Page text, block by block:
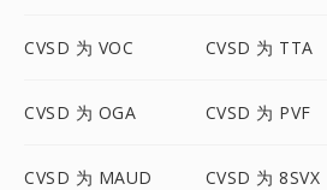
CVSD 为 VOC CVSD 为 TTA
CVSD 为 OGA CVSD 为 PVF
CVSD 为 MAUD CVSD 为 8SVX